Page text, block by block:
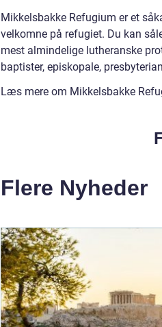
Mikkelsbakke Refugium er et
velkomne på refugiet. Du kan
mest almindelige lutheranske
baptister, episkopale,
Læs mere om Mikkelsbakke
Flere Nyheder